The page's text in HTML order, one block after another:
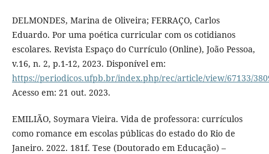
DELMONDES, Marina de Oliveira; FERRAÇO, Carlos
Eduardo. Por uma poética curricular com os cotidianos
escolares. Revista Espaço do Currículo (Online), João Pessoa,
v.16, n. 2, p.1-12, 2023. Disponível em:
https://periodicos.ufpb.br/index.php/rec/article/view/67133/
Acesso em: 21 out. 2023.
EMILIÃO, Soymara Vieira. Vida de professora: currículos
como romance em escolas públicas do estado do Rio de
Janeiro. 2022. 181f. Tese (Doutorado em Educação) –